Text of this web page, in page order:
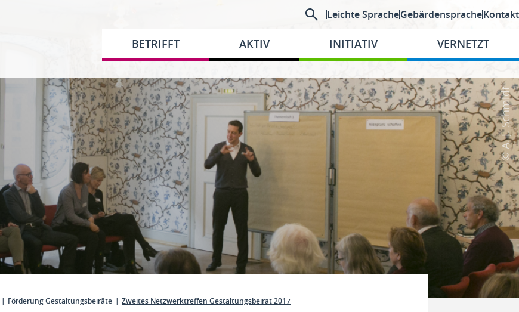
Leichte SpracheGebärdenspracheKontakt
BETRIFFT AKTIV INITIATIV VERNETZT
© A. J. Schmidt
Förderung Gestaltungsbeiräte Zweites Netzwerktreffen Gestaltungsbeirat 2017